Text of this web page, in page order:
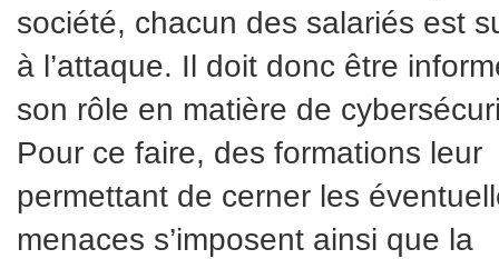
société, chacun des salariés est
à l’attaque. Il doit donc être
son rôle en matière de
Pour ce faire, des formations leur
permettant de cerner les
menaces s’imposent ainsi que la